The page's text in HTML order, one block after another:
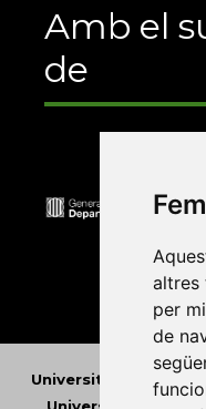
altres
per
de
Amb el
de
Universitat Abat Oliba
Universitat